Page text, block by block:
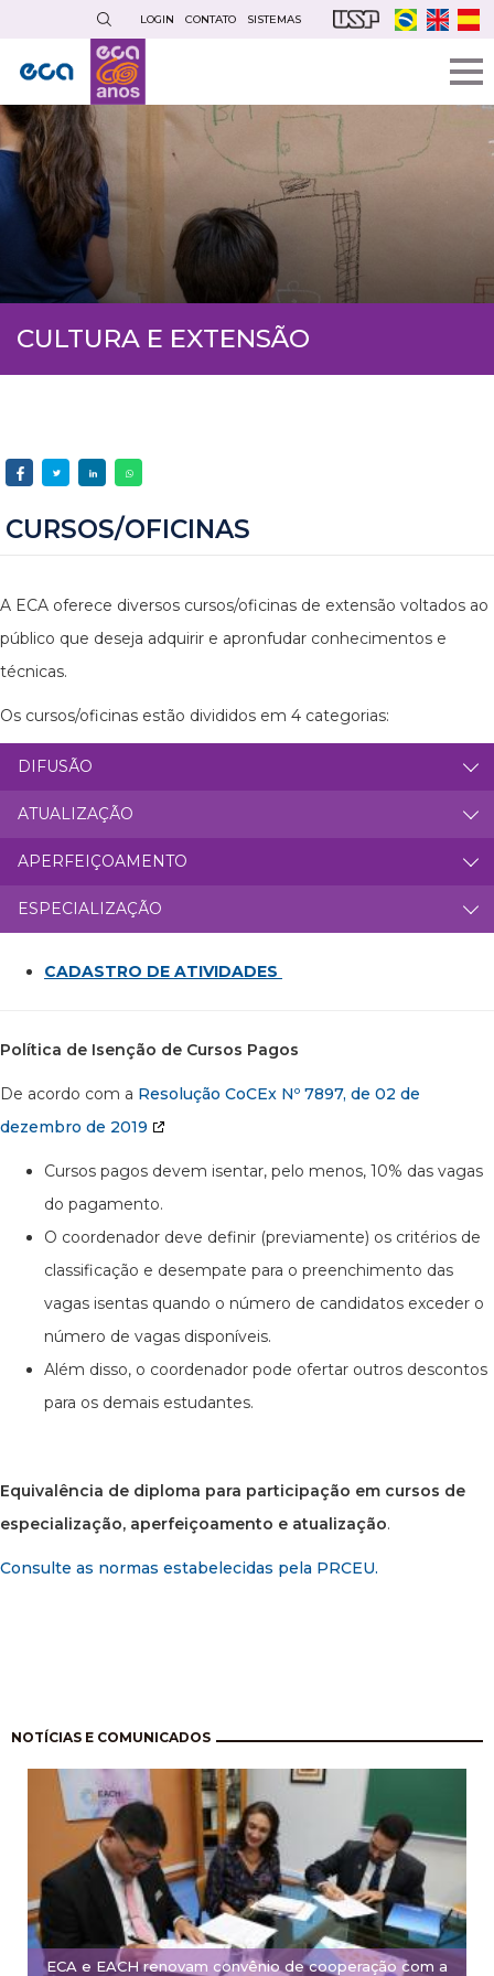
conteúdo
principal
LOGIN CONTATO SISTEMAS
CULTURA E EXTENSÃO
CURSOS/OFICINAS
A ECA oferece diversos cursos/oficinas de extensão voltados ao
público que deseja adquirir e apronfudar conhecimentos e
técnicas.
Os cursos/oficinas estão divididos em 4 categorias:
DIFUSÃO
ATUALIZAÇÃO
APERFEIÇOAMENTO
ESPECIALIZAÇÃO
CADASTRO DE ATIVIDADES
Política de Isenção de Cursos Pagos
De acordo com a Resolução CoCEx Nº 7897, de 02 de
dezembro de 2019
Cursos pagos devem isentar, pelo menos, 10% das vagas
do pagamento.
O coordenador deve definir (previamente) os critérios de
classificação e desempate para o preenchimento das
vagas isentas quando o número de candidatos exceder o
número de vagas disponíveis.
Além disso, o coordenador pode ofertar outros descontos
para os demais estudantes.
Equivalência de diploma para participação em cursos de
especialização, aperfeiçoamento e atualização.
Consulte as normas estabelecidas pela PRCEU.
NOTÍCIAS E COMUNICADOS
ECA e EACH renovam convênio de cooperação com a
Paginação